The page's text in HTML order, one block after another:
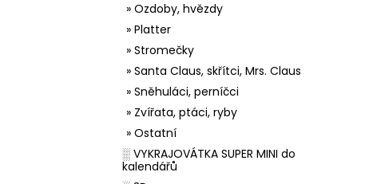
» Ozdoby, hvězdy
» Platter
» Stromečky
» Santa Claus, skřítci, Mrs. Claus
» Sněhuláci, perníčci
» Zvířata, ptáci, ryby
» Ostatní
░ VYKRAJOVÁTKA SUPER MINI do
kalendářů